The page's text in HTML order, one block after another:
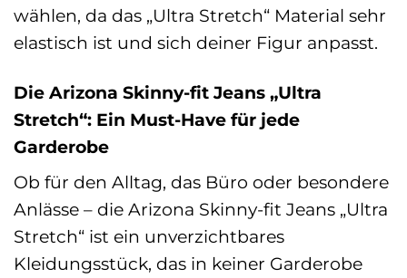
wählen, da das „Ultra Stretch“ Material sehr
elastisch ist und sich deiner Figur anpasst.
Die Arizona Skinny-fit Jeans „Ultra
Stretch“: Ein Must-Have für jede
Garderobe
Ob für den Alltag, das Büro oder besondere
Anlässe – die Arizona Skinny-fit Jeans „Ultra
Stretch“ ist ein unverzichtbares
Kleidungsstück, das in keiner Garderobe